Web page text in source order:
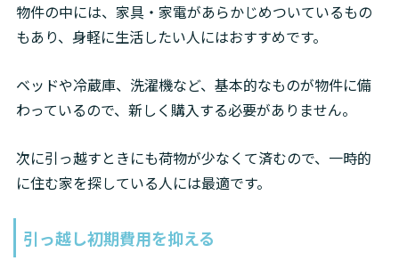
物件の中には、家具・家電があらかじめついているもの
もあり、身軽に生活したい人にはおすすめです。
ベッドや冷蔵庫、洗濯機など、基本的なものが物件に備
わっているので、新しく購入する必要がありません。
次に引っ越すときにも荷物が少なくて済むので、一時的
に住む家を探している人には最適です。
引っ越し初期費用を抑える